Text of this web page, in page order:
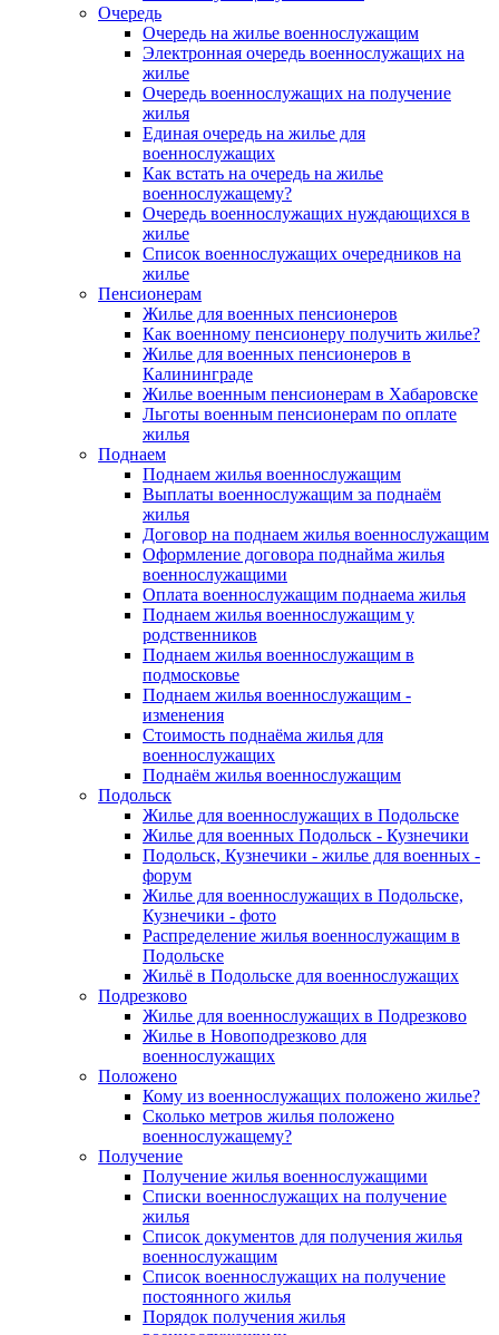
Очередь
Очередь на жилье военнослужащим
Электронная очередь военнослужащих на
жилье
Очередь военнослужащих на получение
жилья
Единая очередь на жилье для
военнослужащих
Как встать на очередь на жилье
военнослужащему?
Очередь военнослужащих нуждающихся в
жилье
Список военнослужащих очередников на
жилье
Пенсионерам
Жилье для военных пенсионеров
Как военному пенсионеру получить жилье?
Жилье для военных пенсионеров в
Калининграде
Жилье военным пенсионерам в Хабаровске
Льготы военным пенсионерам по оплате
жилья
Поднаем
Поднаем жилья военнослужащим
Выплаты военнослужащим за поднаём
жилья
Договор на поднаем жилья военнослужащим
Оформление договора поднайма жилья
военнослужащими
Оплата военнослужащим поднаема жилья
Поднаем жилья военнослужащим у
родственников
Поднаем жилья военнослужащим в
подмосковье
Поднаем жилья военнослужащим -
изменения
Стоимость поднаёма жилья для
военнослужащих
Поднаём жилья военнослужащим
Подольск
Жилье для военнослужащих в Подольске
Жилье для военных Подольск - Кузнечики
Подольск, Кузнечики - жилье для военных -
форум
Жилье для военнослужащих в Подольске,
Кузнечики - фото
Распределение жилья военнослужащим в
Подольске
Жильё в Подольске для военнослужащих
Подрезково
Жилье для военнослужащих в Подрезково
Жилье в Новоподрезково для
военнослужащих
Положено
Кому из военнослужащих положено жилье?
Сколько метров жилья положено
военнослужащему?
Получение
Получение жилья военнослужащими
Списки военнослужащих на получение
жилья
Список документов для получения жилья
военнослужащим
Список военнослужащих на получение
постоянного жилья
Порядок получения жилья